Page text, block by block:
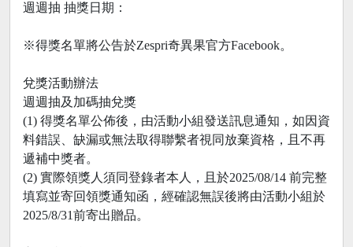
週週抽 抽獎日期：
※得獎名單將公告於Zespri奇異果官方Facebook。
兌獎活動辦法
週週抽及加碼抽兌獎
(1) 得獎名單公佈後，由活動小組發送訊息通知，如因資
料錯誤、缺漏或無法取得聯繫者視同放棄資格，且不再
遞補中獎者。
(2) 實際領獎人須同登錄者本人，且於2025/08/14 前完整
填寫並寄回領獎通知函，經確認無誤後將由活動小組於
2025/8/31前寄出贈品。